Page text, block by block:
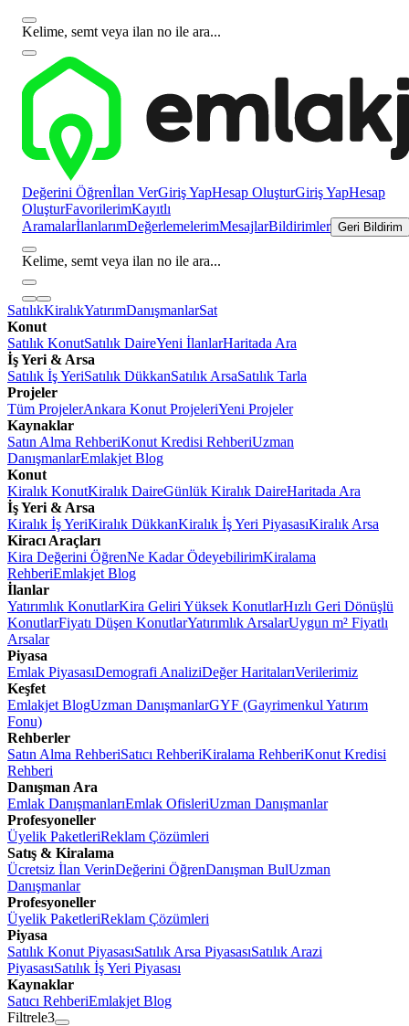
Kelime, semt veya ilan no ile ara...
Değerini Öğrenİlan VerGiriş YapHesap OluşturGiriş YapHesap
OluşturFavorilerimKayıtlı
AramalarİlanlarımDeğerlemelerimMesajlarBildirimler Geri Bildirim
Kelime, semt veya ilan no ile ara...
SatılıkKiralıkYatırımDanışmanlarSat
Konut
Satılık KonutSatılık DaireYeni İlanlarHaritada Ara
İş Yeri & Arsa
Satılık İş YeriSatılık DükkanSatılık ArsaSatılık Tarla
Projeler
Tüm ProjelerAnkara Konut ProjeleriYeni Projeler
Kaynaklar
Satın Alma RehberiKonut Kredisi RehberiUzman
DanışmanlarEmlakjet Blog
Konut
Kiralık KonutKiralık DaireGünlük Kiralık DaireHaritada Ara
İş Yeri & Arsa
Kiralık İş YeriKiralık DükkanKiralık İş Yeri PiyasasıKiralık Arsa
Kiracı Araçları
Kira Değerini ÖğrenNe Kadar ÖdeyebilirimKiralama
RehberiEmlakjet Blog
İlanlar
Yatırımlık KonutlarKira Geliri Yüksek KonutlarHızlı Geri Dönüşlü
KonutlarFiyatı Düşen KonutlarYatırımlık ArsalarUygun m² Fiyatlı
Arsalar
Piyasa
Emlak PiyasasıDemografi AnaliziDeğer HaritalarıVerilerimiz
Keşfet
Emlakjet BlogUzman DanışmanlarGYF (Gayrimenkul Yatırım
Fonu)
Rehberler
Satın Alma RehberiSatıcı RehberiKiralama RehberiKonut Kredisi
Rehberi
Danışman Ara
Emlak DanışmanlarıEmlak OfisleriUzman Danışmanlar
Profesyoneller
Üyelik PaketleriReklam Çözümleri
Satış & Kiralama
Ücretsiz İlan VerinDeğerini ÖğrenDanışman BulUzman
Danışmanlar
Profesyoneller
Üyelik PaketleriReklam Çözümleri
Piyasa
Satılık Konut PiyasasıSatılık Arsa PiyasasıSatılık Arazi
PiyasasıSatılık İş Yeri Piyasası
Kaynaklar
Satıcı RehberiEmlakjet Blog
Filtrele3